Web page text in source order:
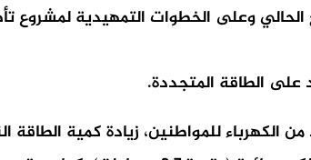
وعلى الخطوات التمهيدية لمشروع